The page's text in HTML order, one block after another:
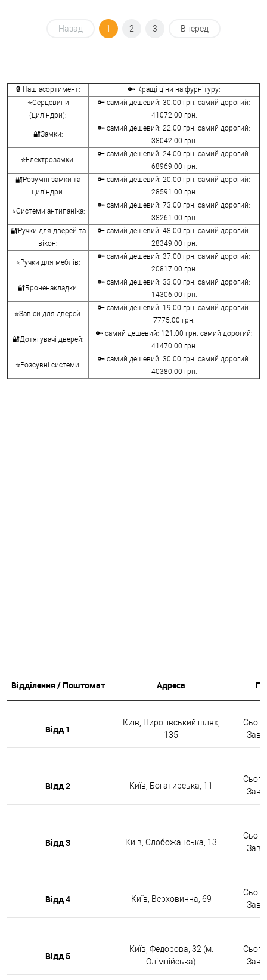
Назад 1 2 3 Вперед
🔒 Наш асортимент:
🔑 Кращі ціни на фурнітуру:
⭐Серцевини
(циліндри):
🔑 самий дешевий: 30.00 грн. самий дорогий:
41072.00 грн.
🔐Замки:
🔑 самий дешевий: 22.00 грн. самий дорогий:
38042.00 грн.
⭐Електрозамки:
🔑 самий дешевий: 24.00 грн. самий дорогий:
68969.00 грн.
🔐Розумні замки та
циліндри:
🔑 самий дешевий: 20.00 грн. самий дорогий:
28591.00 грн.
⭐Системи антипаніка:
🔑 самий дешевий: 73.00 грн. самий дорогий:
38261.00 грн.
🔐Ручки для дверей та
вікон:
🔑 самий дешевий: 48.00 грн. самий дорогий:
28349.00 грн.
⭐Ручки для меблів:
🔑 самий дешевий: 37.00 грн. самий дорогий:
20817.00 грн.
🔐Броненакладки:
🔑 самий дешевий: 33.00 грн. самий дорогий:
14306.00 грн.
⭐Завіси для дверей:
🔑 самий дешевий: 19.00 грн. самий дорогий:
7775.00 грн.
🔐Дотягувачі дверей:
🔑 самий дешевий: 121.00 грн. самий дорогий:
41470.00 грн.
⭐Розсувні системи:
🔑 самий дешевий: 30.00 грн. самий дорогий:
40380.00 грн.
Відділення / Поштомат Адреса
Відд 1
Київ, Пирогівський шлях,
135
Відд 2 Київ, Богатирська, 11
Відд 3 Київ, Слобожанська, 13
Відд 4 Київ, Верховинна, 69
Відд 5
Київ, Федорова, 32 (м.
Олімпійська)